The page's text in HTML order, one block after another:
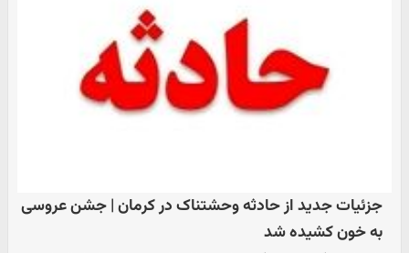
جزئیات جدید از حادثه وحشتناک در کرمان | جشن عروسی
به خون کشیده شد